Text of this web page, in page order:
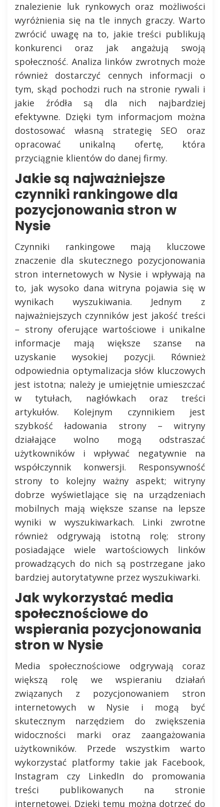
znalezienie luk rynkowych oraz możliwości
wyróżnienia się na tle innych graczy. Warto
zwrócić uwagę na to, jakie treści publikują
konkurenci oraz jak angażują swoją
społeczność. Analiza linków zwrotnych może
również dostarczyć cennych informacji o
tym, skąd pochodzi ruch na stronie rywali i
jakie źródła są dla nich najbardziej
efektywne. Dzięki tym informacjom można
dostosować własną strategię SEO oraz
opracować unikalną ofertę, która
przyciągnie klientów do danej firmy.
Jakie są najważniejsze
czynniki rankingowe dla
pozycjonowania stron w
Nysie
Czynniki rankingowe mają kluczowe
znaczenie dla skutecznego pozycjonowania
stron internetowych w Nysie i wpływają na
to, jak wysoko dana witryna pojawia się w
wynikach wyszukiwania. Jednym z
najważniejszych czynników jest jakość treści
– strony oferujące wartościowe i unikalne
informacje mają większe szanse na
uzyskanie wysokiej pozycji. Również
odpowiednia optymalizacja słów kluczowych
jest istotna; należy je umiejętnie umieszczać
w tytułach, nagłówkach oraz treści
artykułów. Kolejnym czynnikiem jest
szybkość ładowania strony – witryny
działające wolno mogą odstraszać
użytkowników i wpływać negatywnie na
współczynnik konwersji. Responsywność
strony to kolejny ważny aspekt; witryny
dobrze wyświetlające się na urządzeniach
mobilnych mają większe szanse na lepsze
wyniki w wyszukiwarkach. Linki zwrotne
również odgrywają istotną rolę; strony
posiadające wiele wartościowych linków
prowadzących do nich są postrzegane jako
bardziej autorytatywne przez wyszukiwarki.
Jak wykorzystać media
społecznościowe do
wspierania pozycjonowania
stron w Nysie
Media społecznościowe odgrywają coraz
większą rolę we wspieraniu działań
związanych z pozycjonowaniem stron
internetowych w Nysie i mogą być
skutecznym narzędziem do zwiększenia
widoczności marki oraz zaangażowania
użytkowników. Przede wszystkim warto
wykorzystać platformy takie jak Facebook,
Instagram czy LinkedIn do promowania
treści publikowanych na stronie
internetowej. Dzięki temu można dotrzeć do